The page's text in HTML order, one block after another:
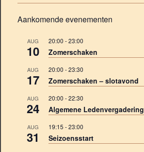
Aankomende evenementen
AUG
10
20:00 -23:00
Zomerschaken
AUG
17
20:00 -23:30
Zomerschaken – slotavond
AUG
24
20:00 -22:30
Algemene Ledenvergadering
AUG
31
19:15 -23:00
Seizoensstart